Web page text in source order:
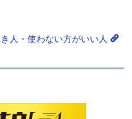
人・使わない方がいい人